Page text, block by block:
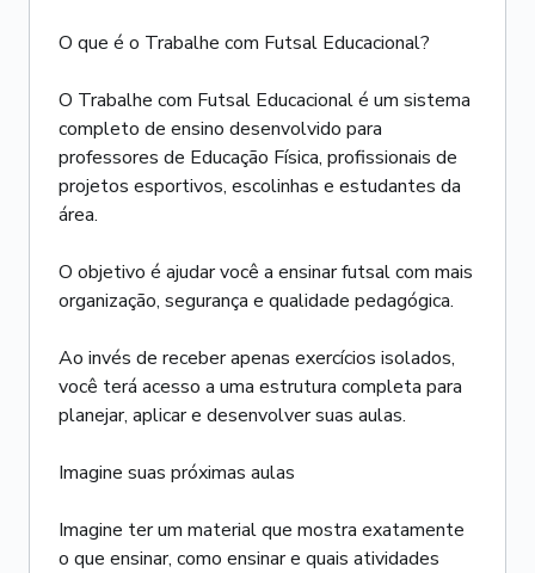
O que é o Trabalhe com Futsal Educacional?
O Trabalhe com Futsal Educacional é um sistema
completo de ensino desenvolvido para
professores de Educação Física, profissionais de
projetos esportivos, escolinhas e estudantes da
área.
O objetivo é ajudar você a ensinar futsal com mais
organização, segurança e qualidade pedagógica.
Ao invés de receber apenas exercícios isolados,
você terá acesso a uma estrutura completa para
planejar, aplicar e desenvolver suas aulas.
Imagine suas próximas aulas
Imagine ter um material que mostra exatamente
o que ensinar, como ensinar e quais atividades